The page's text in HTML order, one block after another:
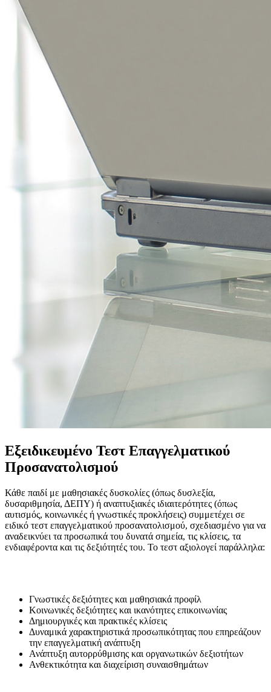
Εξειδικευμένο Τεστ Επαγγελματικού
Προσανατολισμού
Κάθε παιδί με μαθησιακές δυσκολίες (όπως δυσλεξία,
δυσαριθμησία, ΔΕΠΥ) ή αναπτυξιακές ιδιαιτερότητες (όπως
αυτισμός, κοινωνικές ή γνωστικές προκλήσεις) συμμετέχει σε
ειδικό τεστ επαγγελματικού προσανατολισμού, σχεδιασμένο για να
αναδεικνύει τα προσωπικά του δυνατά σημεία, τις κλίσεις, τα
ενδιαφέροντα και τις δεξιότητές του. Το τεστ αξιολογεί παράλληλα:
Γνωστικές δεξιότητες και μαθησιακά προφίλ
Κοινωνικές δεξιότητες και ικανότητες επικοινωνίας
Δημιουργικές και πρακτικές κλίσεις
Δυναμικά χαρακτηριστικά προσωπικότητας που επηρεάζουν
την επαγγελματική ανάπτυξη
Ανάπτυξη αυτορρύθμισης και οργανωτικών δεξιοτήτων
Ανθεκτικότητα και διαχείριση συναισθημάτων